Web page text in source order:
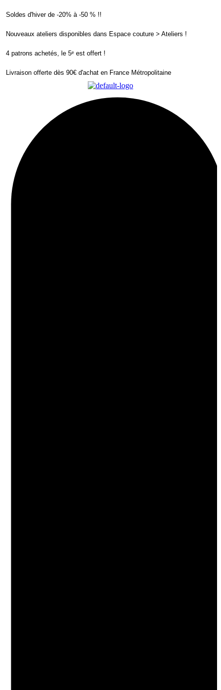
Soldes d'hiver de -20% à -50 % !!
Nouveaux ateliers disponibles dans Espace couture > Ateliers !
4 patrons achetés, le 5ᵉ est offert !
Livraison offerte dès 90€ d'achat en France Métropolitaine